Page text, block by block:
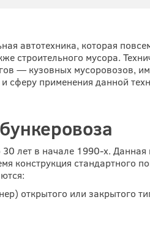
автотехника, которая
строительного мусора.
— кузовных мусоровозов,
сферу применения данной
лет в начале 1990-х.
стандартного
открытого или закрытого